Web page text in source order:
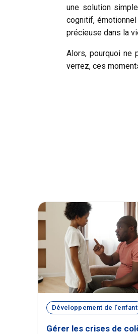
une solution
cognitif,
précieuse dans la
Alors, pourquoi ne
verrez, ces
Développement de l'enfant
Gérer les crises de